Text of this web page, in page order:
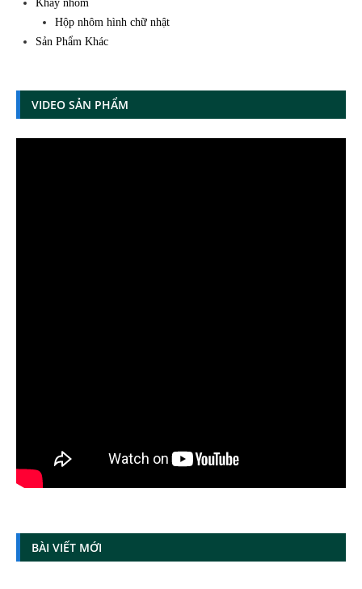
Khay nhôm
Hộp nhôm hình chữ nhật
Sản Phẩm Khác
VIDEO SẢN PHẨM
BÀI VIẾT MỚI